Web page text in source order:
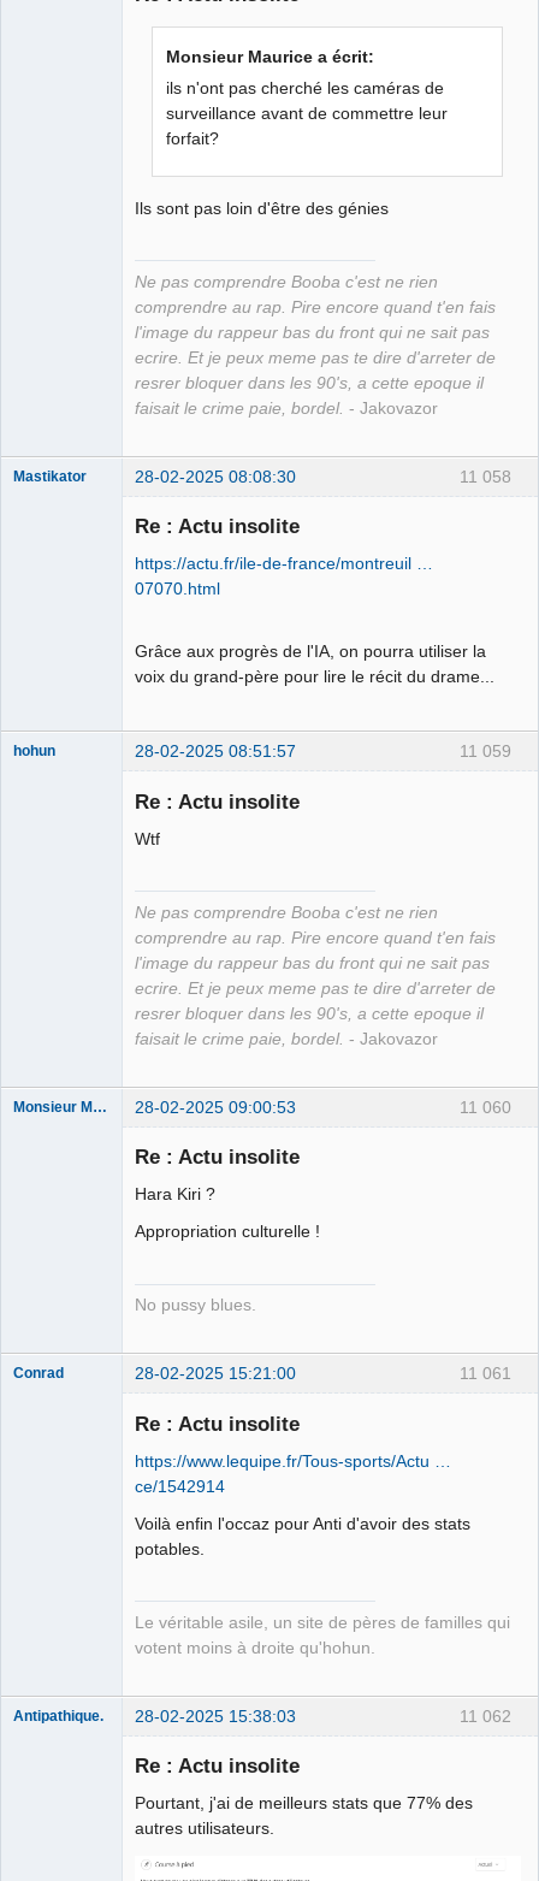
Monsieur Maurice a écrit:
ils n'ont pas cherché les caméras de
surveillance avant de commettre leur
forfait?
Ils sont pas loin d'être des génies
Ne pas comprendre Booba c'est ne rien
comprendre au rap. Pire encore quand t'en fais
l'image du rappeur bas du front qui ne sait pas
ecrire. Et je peux meme pas te dire d'arreter de
resrer bloquer dans les 90's, a cette epoque il
faisait le crime paie, bordel. - Jakovazor
11 058
Mastikator 28-02-2025 08:08:30
Re : Actu insolite
https://actu.fr/ile-de-france/montreuil …
07070.html
Grâce aux progrès de l'IA, on pourra utiliser la
voix du grand-père pour lire le récit du drame...
11 059
hohun 28-02-2025 08:51:57
Re : Actu insolite
Wtf
Ne pas comprendre Booba c'est ne rien
comprendre au rap. Pire encore quand t'en fais
l'image du rappeur bas du front qui ne sait pas
ecrire. Et je peux meme pas te dire d'arreter de
resrer bloquer dans les 90's, a cette epoque il
faisait le crime paie, bordel. - Jakovazor
11 060
Monsieur Maurice 28-02-2025 09:00:53
Re : Actu insolite
Hara Kiri ?
Appropriation culturelle !
No pussy blues.
11 061
Conrad 28-02-2025 15:21:00
Re : Actu insolite
https://www.lequipe.fr/Tous-sports/Actu …
ce/1542914
Voilà enfin l'occaz pour Anti d'avoir des stats
potables.
Le véritable asile, un site de pères de familles qui
votent moins à droite qu'hohun.
11 062
Antipathique. 28-02-2025 15:38:03
Re : Actu insolite
Pourtant, j'ai de meilleurs stats que 77% des
autres utilisateurs.